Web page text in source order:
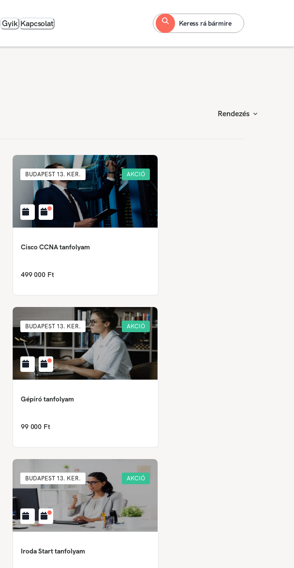
Gyik Kapcsolat Keress rá bármire
Rendezés
BUDAPEST 13. KER. AKCIÓ
Cisco CCNA tanfolyam
499 000 Ft
BUDAPEST 13. KER. AKCIÓ
Gépíró tanfolyam
99 000 Ft
BUDAPEST 13. KER. AKCIÓ
Iroda Start tanfolyam